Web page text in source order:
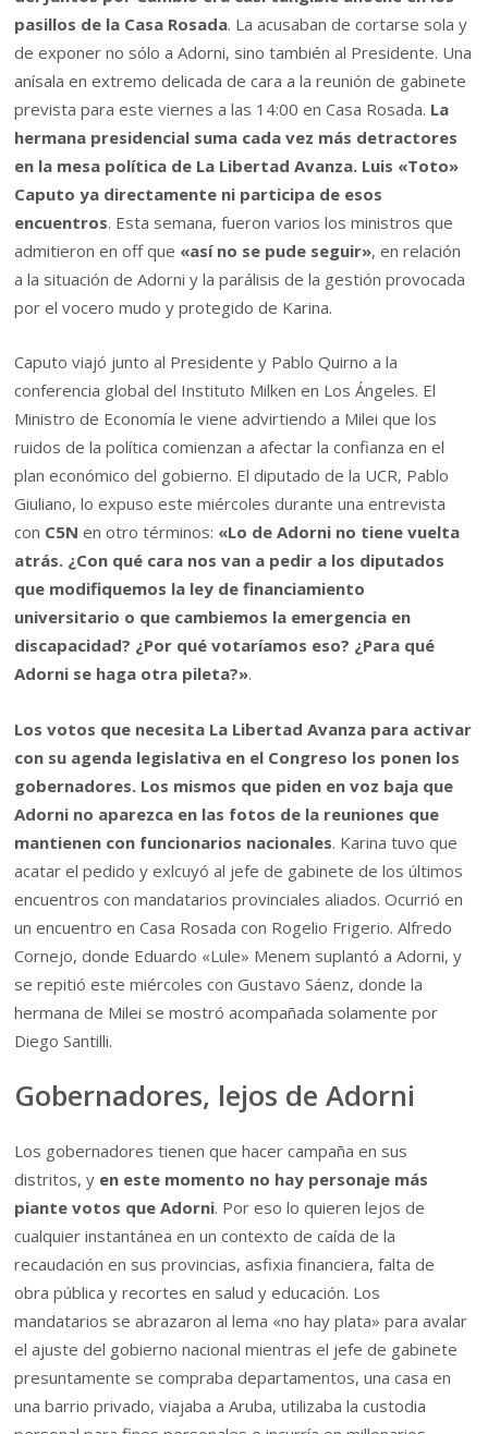
pasillos de la Casa Rosada. La acusaban de cortarse sola y
de exponer no sólo a Adorni, sino también al Presidente. Una
anísala en extremo delicada de cara a la reunión de gabinete
prevista para este viernes a las 14:00 en Casa Rosada. La
hermana presidencial suma cada vez más detractores
en la mesa política de La Libertad Avanza. Luis «Toto»
Caputo ya directamente ni participa de esos
encuentros. Esta semana, fueron varios los ministros que
admitieron en off que «así no se pude seguir», en relación
a la situación de Adorni y la parálisis de la gestión provocada
por el vocero mudo y protegido de Karina.
Caputo viajó junto al Presidente y Pablo Quirno a la
conferencia global del Instituto Milken en Los Ángeles. El
Ministro de Economía le viene advirtiendo a Milei que los
ruidos de la política comienzan a afectar la confianza en el
plan económico del gobierno. El diputado de la UCR, Pablo
Giuliano, lo expuso este miércoles durante una entrevista
con C5N en otro términos: «Lo de Adorni no tiene vuelta
atrás. ¿Con qué cara nos van a pedir a los diputados
que modifiquemos la ley de financiamiento
universitario o que cambiemos la emergencia en
discapacidad? ¿Por qué votaríamos eso? ¿Para qué
Adorni se haga otra pileta?».
Los votos que necesita La Libertad Avanza para activar
con su agenda legislativa en el Congreso los ponen los
gobernadores. Los mismos que piden en voz baja que
Adorni no aparezca en las fotos de la reuniones que
mantienen con funcionarios nacionales. Karina tuvo que
acatar el pedido y exlcuyó al jefe de gabinete de los últimos
encuentros con mandatarios provinciales aliados. Ocurrió en
un encuentro en Casa Rosada con Rogelio Frigerio. Alfredo
Cornejo, donde Eduardo «Lule» Menem suplantó a Adorni, y
se repitió este miércoles con Gustavo Sáenz, donde la
hermana de Milei se mostró acompañada solamente por
Diego Santilli.
Gobernadores, lejos de Adorni
Los gobernadores tienen que hacer campaña en sus
distritos, y en este momento no hay personaje más
piante votos que Adorni. Por eso lo quieren lejos de
cualquier instantánea en un contexto de caída de la
recaudación en sus provincias, asfixia financiera, falta de
obra pública y recortes en salud y educación. Los
mandatarios se abrazaron al lema «no hay plata» para avalar
el ajuste del gobierno nacional mientras el jefe de gabinete
presuntamente se compraba departamentos, una casa en
una barrio privado, viajaba a Aruba, utilizaba la custodia